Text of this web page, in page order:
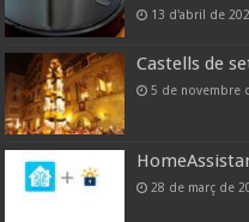
13 d'abril de
Castells de
5 de novembre
28 de març de